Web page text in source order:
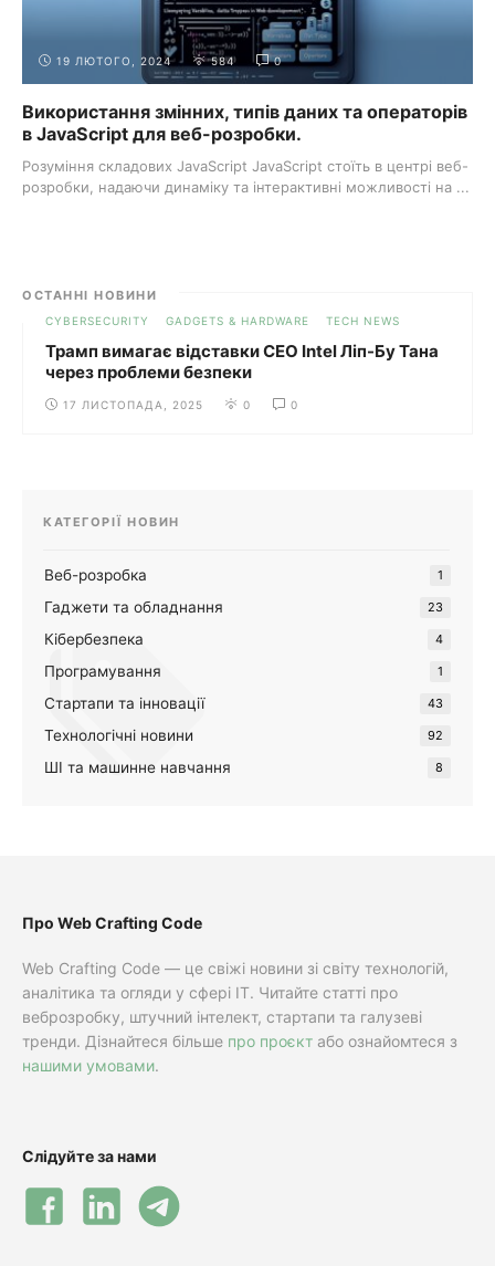
19 ЛЮТОГО, 2024 584 0
Використання змінних, типів даних та операторів
в JavaScript для веб-розробки.
Розуміння складових JavaScript JavaScript стоїть в центрі веб-
розробки, надаючи динаміку та інтерактивні можливості на ...
ОСТАННІ НОВИНИ
CYBERSECURITY GADGETS & HARDWARE TECH NEWS
Трамп вимагає відставки CEO Intel Ліп-Бу Тана
через проблеми безпеки
17 ЛИСТОПАДА, 2025 0 0
КАТЕГОРІЇ НОВИН
Веб-розробка 1
Гаджети та обладнання 23
Кібербезпека 4
Програмування 1
Стартапи та інновації 43
Технологічні новини 92
ШІ та машинне навчання 8
Про Web Crafting Code
Web Crafting Code — це свіжі новини зі світу технологій,
аналітика та огляди у сфері IT. Читайте статті про
веброзробку, штучний інтелект, стартапи та галузеві
тренди. Дізнайтеся більше про проєкт або ознайомтеся з
нашими умовами.
Слідуйте за нами